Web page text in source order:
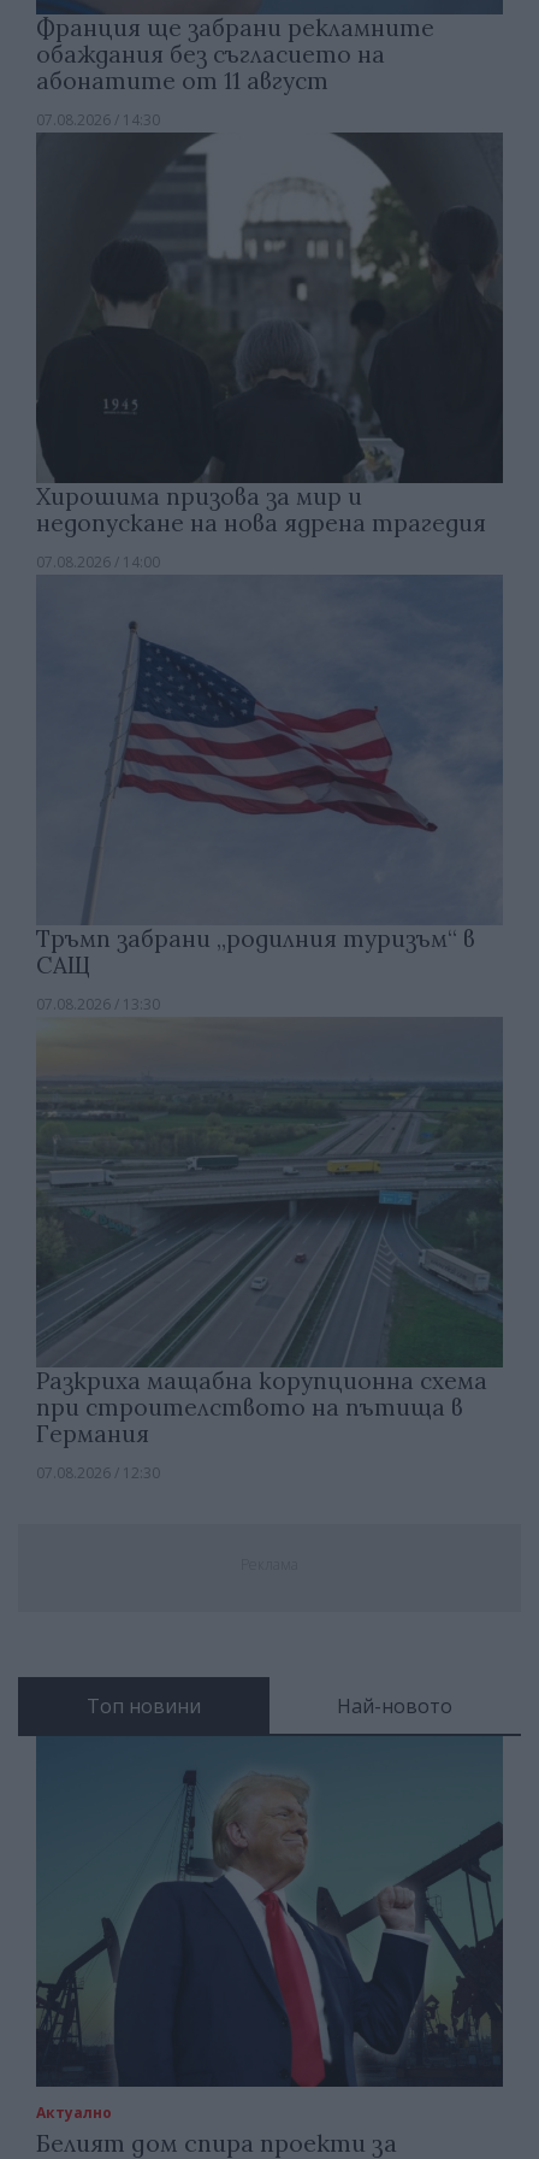
Франция ще забрани рекламните
обаждания без съгласието на
абонатите от 11 август
07.08.2026 / 14:30
Хирошима призова за мир и
недопускане на нова ядрена трагедия
07.08.2026 / 14:00
Тръмп забрани „родилния туризъм“ в
САЩ
07.08.2026 / 13:30
Разкриха мащабна корупционна схема
при строителството на пътища в
Германия
07.08.2026 / 12:30
Топ новини Най-новото
Актуално
Белият дом спира проекти за